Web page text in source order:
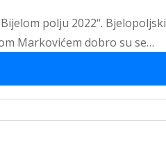
polju 2022“. Bjelopoljski
Markovićem dobro su se…